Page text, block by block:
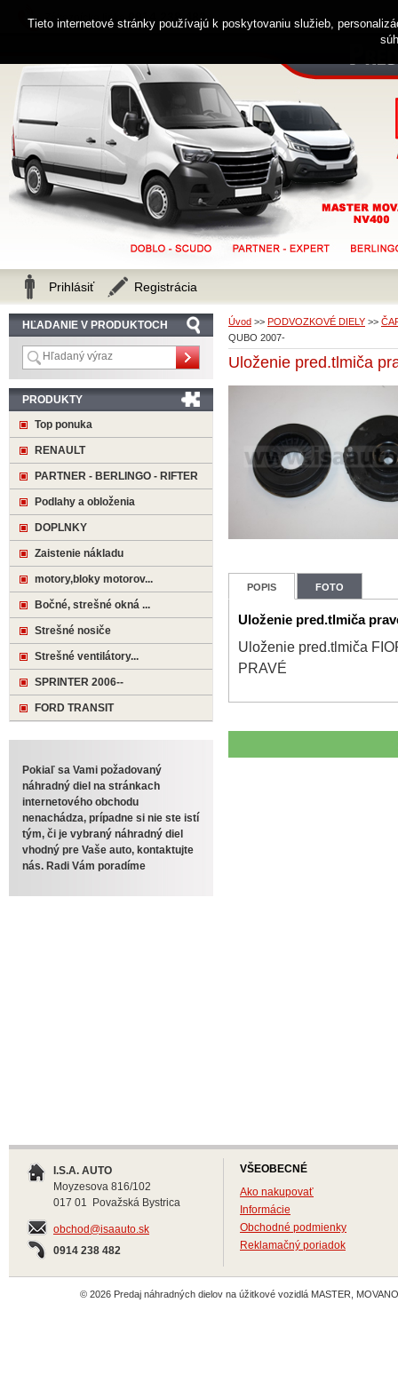
Úvod >> PODVOZKOVÉ DIELY >>
QUBO 2007-
Uloženie pred.tlmiča
POPIS FOTO
Uloženie pred.tlmiča
Uloženie pred.tlmiča
PRAVÉ
HĽADANIE V PRODUKTOCH
PRODUKTY
Top ponuka
RENAULT
PARTNER - BERLINGO - RIFTER
Podlahy a obloženia
DOPLNKY
Zaistenie nákladu
motory,bloky motorov...
Bočné, strešné okná ...
Strešné nosiče
Strešné ventilátory...
SPRINTER 2006--
FORD TRANSIT
Pokiaľ sa Vami požadovaný
náhradný diel na stránkach
internetového obchodu
nenachádza, prípadne si nie ste istí
tým, či je vybraný náhradný diel
vhodný pre Vaše auto, kontaktujte
nás. Radi Vám poradíme
I.S.A. AUTO
Moyzesova 816/102
017 01 Považská Bystrica
obchod@isaauto.sk
0914 238 482
VŠEOBECNÉ
Ako nakupovať
Informácie
Obchodné podmienky
Reklamačný poriadok
© 2026 Predaj náhradných dielov na úžitkové vozidlá MASTER,
Zákaznícka linka 0914 238 482
Prihlásiť Registrácia
Tieto internetové stránky používajú k poskytovaniu služieb,